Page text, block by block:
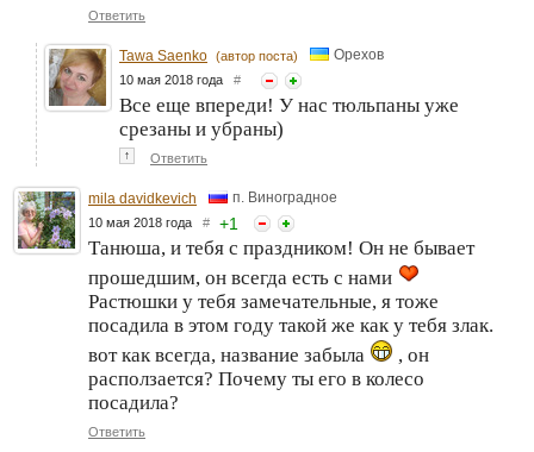
Ответить
Tawa Saenko (автор поста) Орехов
10 мая 2018 года #
Все еще впереди! У нас тюльпаны уже
срезаны и убраны)
↑ Ответить
mila davidkevich п. Виноградное
10 мая 2018 года # +1
Танюша, и тебя с праздником! Он не бывает
прошедшим, он всегда есть с нами
Растюшки у тебя замечательные, я тоже
посадила в этом году такой же как у тебя злак.
вот как всегда, название забыла
, он
расползается? Почему ты его в колесо
посадила?
Ответить